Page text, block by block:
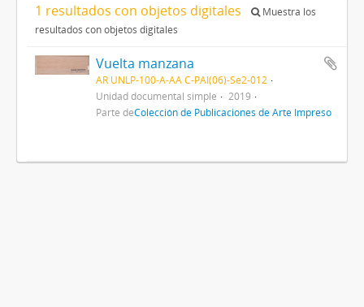
1 resultados con objetos digitales
Muestra los
resultados con objetos digitales
Vuelta manzana
AR UNLP-100-A-AA C-PAI(06)-Se2-012
Unidad documental simple
2019
Parte deColección de Publicaciones de Arte Impreso